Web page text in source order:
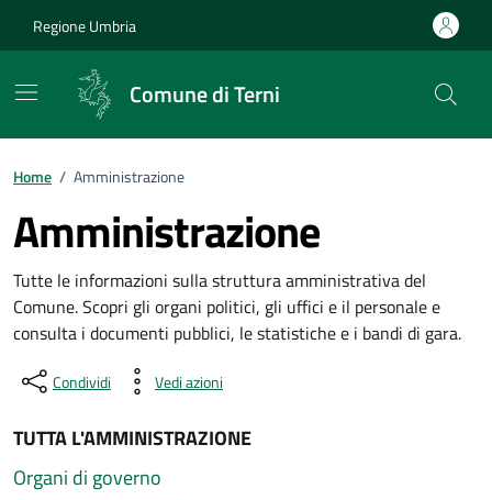
Regione Umbria
Comune di Terni
Home / Amministrazione
Amministrazione
Tutte le informazioni sulla struttura amministrativa del
Comune. Scopri gli organi politici, gli uffici e il personale e
consulta i documenti pubblici, le statistiche e i bandi di gara.
Condividi Vedi azioni
TUTTA L'AMMINISTRAZIONE
Organi di governo